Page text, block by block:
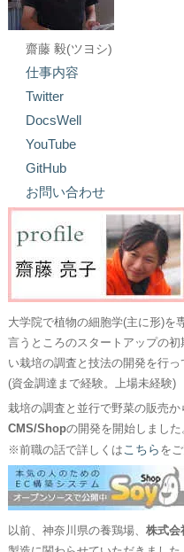
齋藤 毅(ツヨシ)
仕事内容
Twitter
DocsWell
YouTube
GitHub
お問い合わせ
大学院で植物の細胞学(主に形)を
言うところのスタートアップの
い栽培の調査と技法の開発を行っ
(資金調達まで経験。上場未経験)
栽培の調査と並行で野菜の販売
CMS/Shopの開発を開始しました
※前職の話で詳しくはこちら を
以前、神奈川県の養鶏場、 株式会